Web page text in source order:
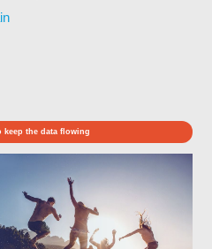
keep the data flowing